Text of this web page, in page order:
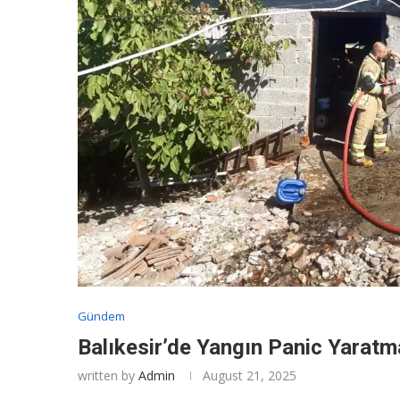
Gündem
Balıkesir’de Yangın Panic
written by Admin August 21, 2025